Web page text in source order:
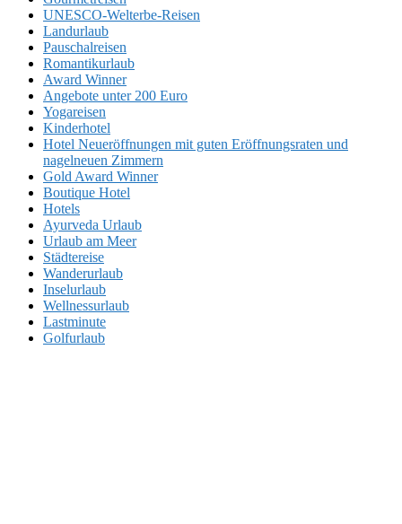
UNESCO-Welterbe-Reisen
Landurlaub
Pauschalreisen
Romantikurlaub
Award Winner
Angebote unter 200 Euro
Yogareisen
Kinderhotel
Hotel Neueröffnungen mit guten Eröffnungsraten und
nagelneuen Zimmern
Gold Award Winner
Boutique Hotel
Hotels
Ayurveda Urlaub
Urlaub am Meer
Städtereise
Wanderurlaub
Inselurlaub
Wellnessurlaub
Lastminute
Golfurlaub